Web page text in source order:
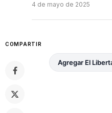
4 de mayo de 2025
COMPARTIR
Agregar El